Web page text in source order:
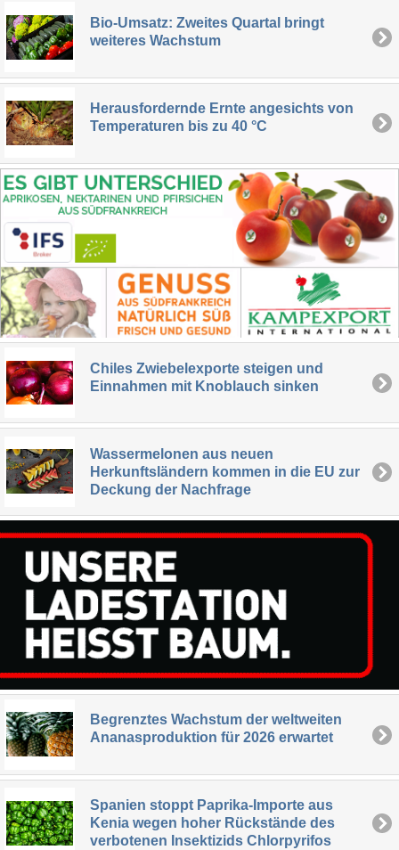
Bio-Umsatz: Zweites Quartal bringt
weiteres Wachstum
Herausfordernde Ernte angesichts von
Temperaturen bis zu 40 °C
Chiles Zwiebelexporte steigen und
Einnahmen mit Knoblauch sinken
Wassermelonen aus neuen
Herkunftsländern kommen in die EU zur
Deckung der Nachfrage
Begrenztes Wachstum der weltweiten
Ananasproduktion für 2026 erwartet
Spanien stoppt Paprika-Importe aus
Kenia wegen hoher Rückstände des
verbotenen Insektizids Chlorpyrifos